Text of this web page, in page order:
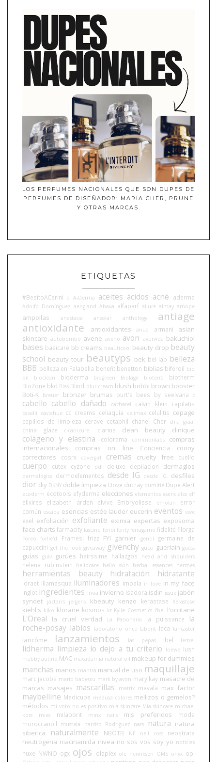
LOS PERFUMES NACIONALES QUE SON DUPES DE
PERFUMES DE DISEÑADOR: MARIA CHER, PRUNE
Y OTRAS MARCAS.
ETIQUETAS
#BesitoACerini a A-Derma aceites ácidos acné aderma
Adolfo Domínguez aengland Ahava alfaparf allure almay amope
ampollas anastasia ansolar anthology
antiage
antioxidante
antioxidantes anua armani
asian
skincare autobombo avene aveno avon ayurvida bakuchiol
bases basicare bb creams beauticool beauty drop beauty
school beauty tour beautyps bek bel-lab belleza
BBB belleza en Falabella benefit benetton biblias biferdil bio
oil
bioclean bioderma biogreen Biolage bioterra
biotherm
BioZone bkd Blas Blind blur cream blush bobbi brown booster
Boti-K
breuer bronzer brumas burt's bees by seelvana c
cabello cabello dañado cacharel calvin klein capilatis
cavalli caviahue cc creams celiaquía celimax celulitis cepage
cepillos de limpieza cerave cetaphil chanel Cher chia graal
china glaze cicatricure. clarins clean beauty clinique
colágeno y elastina colorama commonlabs
compras
internacionales
compras on line Conciencia
coony
correctores
cosrx covergirl cremas cruelty free cuello
cuerpo cutex cyzone ddf deluxe depilacion dermaglos
dermalogica dermoelementos desde IG desde IG. desfiles
dior diy DKNY doble limpieza Dove ducray dumitié Dupe Alert
ecoderm ecotools efyderma elecciones elementos esenciales elf
elixires elizabeth arden elvive Embryolisse emolan
error
común escada esencias estée lauder eucerin eventos ewe
exel exfoliación exfoliante eximia expertas exposoma
face charts farmacity fascino fendi fenty ferragamo fidelité filorga
Foreo forlle'd Framesi frizz FYI garnier gentil
germaine de
capuccini get the look giveaway givenchy gucci guerlain guess
guías guiv gurúes hairssime hallazgos head and shoulders
helena rubinstein heliocare hello skin herbal essences hermes
herramientas beauty hidratación hidratante
idraet illamasqua iluminadores impala in love in my face
inglot ingredientes Inoa invierno Isadora isdin issue jabón
syndet
jactan's jergens kbeauty kenzo kerastase Kérastase
kiehl's kiko klorane kosmos kr Kylie Cosmetics l'bel l'occitane
L'Oreal la cruel verdad La Pasionaria la puissance
la
roche-posay labios laboratorio once laborit laca lancaster
lancôme lanzamientos las pepas lbel lemel
lidherma limpieza lo dejo a tu criterio loewe lush
mabby autino MAC macadamia natural oil makeup for dummies
manchas manos mantra manual de uso maquillaje
marc jacobs mario badescu mark by avon mary kay masacre de
marcas masajes mascarillas matrix mavala max factor
maybelline Medicube medusa colores mellizos o gemelos?
métodos mi voto no es positivo mia skincare Mía skincare michael
kors
mies milaborit minx nails mis preferidos
moda
moroccanoil
mustela narciso Rodriguez nars natura natura
siberica
naturalmente NBOTB NE nell ross neostrata
neutrogena niacinamida nivea no sos vos soy yo noticias
nuxe NWNO ogx ojos olaplex ole henriksen OMS onyx opi